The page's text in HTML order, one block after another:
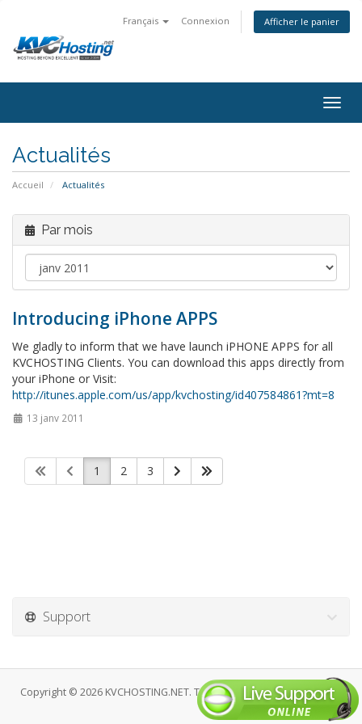
Français Connexion Afficher le panier
Actualités
Accueil Actualités
Par mois
Introducing iPhone APPS
We gladly to inform that we have launch iPHONE APPS for all
KVCHOSTING Clients. You can download this apps directly from
your iPhone or Visit:
http://itunes.apple.com/us/app/kvchosting/id407584861?mt=8
13 janv 2011
1 2 3
Support
Copyright © 2026 KVCHOSTING.NET. Tous droits réservés.